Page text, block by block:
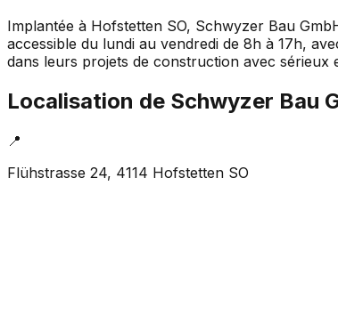
Implantée à Hofstetten SO, Schwyzer Bau
accessible du lundi au vendredi de 8h à 17h,
dans leurs projets de construction avec sérieux
Localisation de Schwyzer Bau
📍
Flühstrasse 24, 4114 Hofstetten SO